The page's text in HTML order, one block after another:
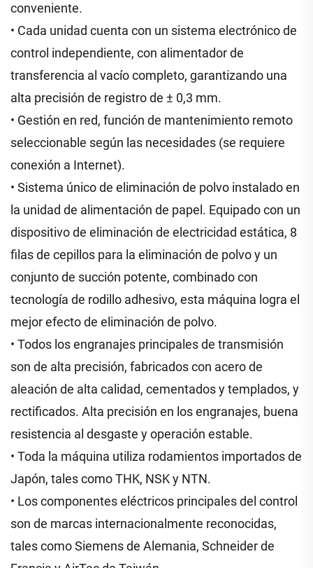
conveniente.
• Cada unidad cuenta con un sistema electrónico de
control independiente, con alimentador de
transferencia al vacío completo, garantizando una
alta precisión de registro de ± 0,3 mm.
• Gestión en red, función de mantenimiento remoto
seleccionable según las necesidades (se requiere
conexión a Internet).
• Sistema único de eliminación de polvo instalado en
la unidad de alimentación de papel. Equipado con un
dispositivo de eliminación de electricidad estática, 8
filas de cepillos para la eliminación de polvo y un
conjunto de succión potente, combinado con
tecnología de rodillo adhesivo, esta máquina logra el
mejor efecto de eliminación de polvo.
• Todos los engranajes principales de transmisión
son de alta precisión, fabricados con acero de
aleación de alta calidad, cementados y templados, y
rectificados. Alta precisión en los engranajes, buena
resistencia al desgaste y operación estable.
• Toda la máquina utiliza rodamientos importados de
Japón, tales como THK, NSK y NTN.
• Los componentes eléctricos principales del control
son de marcas internacionalmente reconocidas,
tales como Siemens de Alemania, Schneider de